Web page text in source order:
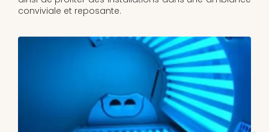
conviviale et reposante.